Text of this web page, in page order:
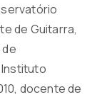
de Guitarra,
docente de